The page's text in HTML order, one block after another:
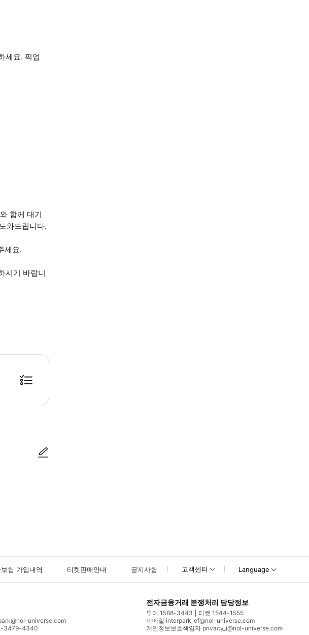
세요. 픽업
함께 대기
와드립니다.
세요.
시기 바랍니
니, 예약 시 확인 부탁드립니다.)
험 가입내역 티켓판매안내 공지사항 고객센터 Language
universe.com
3479-4340
전자금융거래 분쟁처리 담당정보
투어 1588-3443
티켓 1544-1555
이메일 interpark_ef@nol-universe.com
개인정보보호책임자 privacy_i@nol-universe.com